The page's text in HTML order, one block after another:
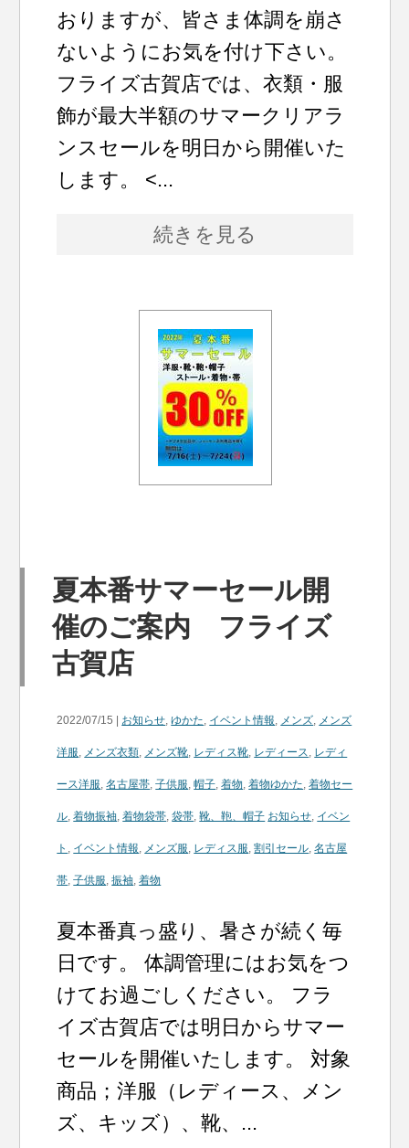
おりますが、皆さま体調を崩さ
ないようにお気を付け下さい。
フライズ古賀店では、衣類・服
飾が最大半額のサマークリアラ
ンスセールを明日から開催いた
します。 <...
続きを見る
夏本番サマーセール開
催のご案内 フライズ
古賀店
2022/07/15 | お知らせ,ゆかた, イベント情報, メンズ, メンズ
洋服, メンズ衣類, メンズ靴, レディス靴, レディース, レディ
ース洋服,名古屋帯,子供服,帽子,着物,着物ゆかた,着物セー
ル,着物振袖,着物袋帯,袋帯,靴、鞄、帽子 お知らせ, イベン
ト , イベント情報, メンズ服, レディス服,割引セール,名古屋
帯,子供服,振袖,着物
夏本番真っ盛り、暑さが続く毎
日です。 体調管理にはお気をつ
けてお過ごしください。 フラ
イズ古賀店では明日からサマー
セールを開催いたします。 対象
商品；洋服（レディース、メン
ズ、キッズ）、靴、...